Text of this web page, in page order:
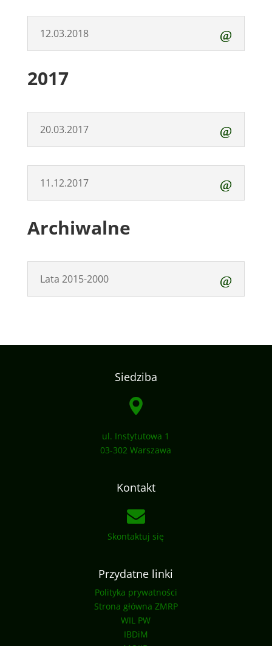
12.03.2018
2017
20.03.2017
11.12.2017
Archiwalne
Lata 2015-2000
Siedziba
ul. Instytutowa 1
03-302 Warszawa
Kontakt
Skontaktuj się
Przydatne linki
Polityka prywatności
Strona główna ZMRP
WIL PW
IBDiM